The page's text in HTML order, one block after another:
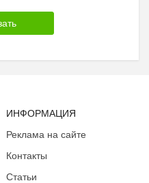
ИНФОРМАЦИЯ
Реклама на сайте
Контакты
Статьи